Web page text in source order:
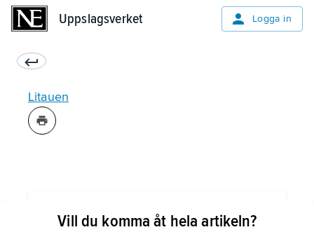
Uppslagsverket Logga in
Litauen
Vill du komma åt hela artikeln?